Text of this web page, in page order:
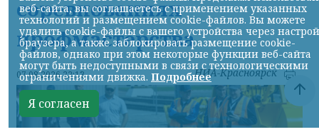
соревнованиях
профмастерства
07.08.2026 22:13 НИА-Красноярск
веб-сайта, вы соглашаетесь с применением указанных
технологий и размещением cookie-файлов. Вы можете
удалить cookie-файлы с вашего устройства через
браузера, а также заблокировать размещение cookie-
файлов, однако при этом некоторые функции веб-сайта
могут быть недоступными в связи с технологическими
ограничениями движка. Подробнее
Я согласен